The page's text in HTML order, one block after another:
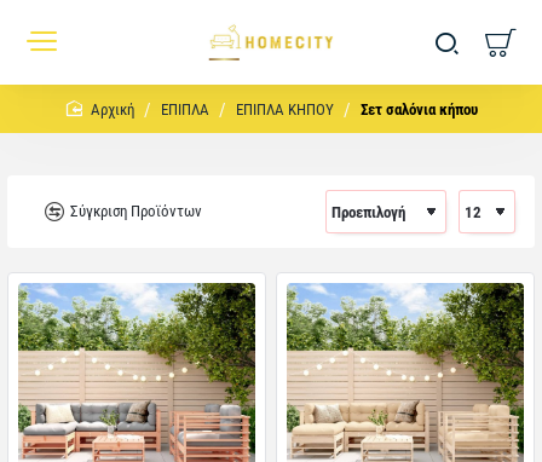
homeΕΠΙΠΛΑ ΕΠΙΠΛΑ ΚΗΠΟΥ Σετ σαλόνια κήπου
Σύγκριση Προϊόντων